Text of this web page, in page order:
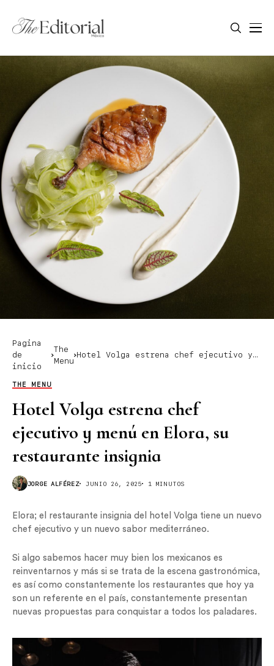
Pagina
de
inicio
The
Menu
Hotel Volga estrena chef ejecutivo y
THE MENU
Hotel Volga estrena chef
ejecutivo y menú en Elora, su
restaurante insignia
JORGE ALFÉREZ JUNIO 26, 2025 1 MINUTOS
Elora; el restaurante insignia del hotel Volga tiene un nuevo
chef ejecutivo y un nuevo sabor mediterráneo.
Si algo sabemos hacer muy bien los mexicanos es
reinventarnos y más si se trata de la escena gastronómica,
es así como constantemente los restaurantes que hoy ya
son un referente en el país, constantemente presentan
nuevas propuestas para conquistar a todos los paladares.